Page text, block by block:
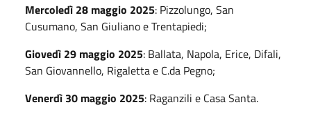
Mercoledì 28 maggio 2025: Pizzolungo, San
Cusumano, San Giuliano e Trentapiedi;
Giovedì 29 maggio 2025: Ballata, Napola, Erice, Difali,
San Giovannello, Rigaletta e C.da Pegno;
Venerdì 30 maggio 2025: Raganzili e Casa Santa.